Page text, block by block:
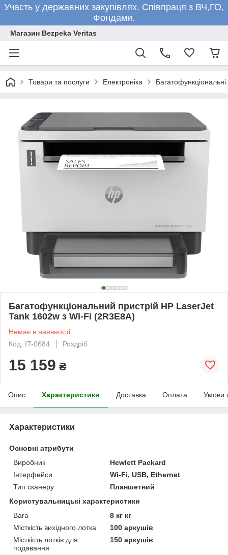
Участь у державних закупівлях. Співпраця з ВЧ,ГО,
Фондами.
Магазин Bezpeka Veritas
Товари та послуги Електроніка
Багатофункціональний пристрій HP LaserJet
Tank 1602w з Wi-Fi (2R3E8A)
Немає в наявності
Код: IT-0684
Роздріб
15 159 ₴
Опис Характеристики Доставка Оплата Умови
Характеристики
Основні атрибути
Виробник
Hewlett Packard
Інтерфейси
Wi-Fi, USB, Ethernet
Тип сканеру
Планшетний
Користувальницькі характеристики
Вага
8 кг кг
Місткість вихідного лотка
100 аркушів
Місткість лотків для
подавання
150 аркушів